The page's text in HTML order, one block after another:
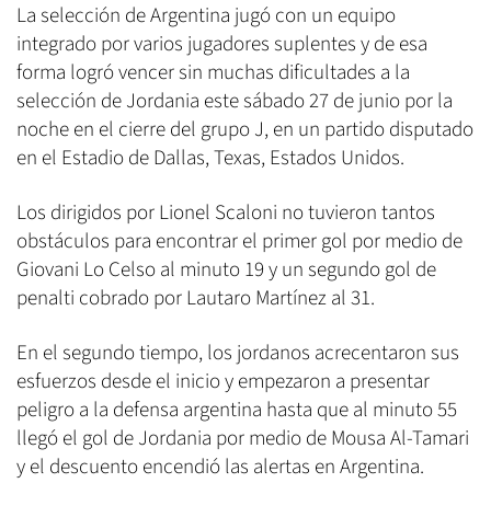
La selección de Argentina jugó con un equipo
integrado por varios jugadores suplentes y de esa
forma logró vencer sin muchas dificultades a la
selección de Jordania este sábado 27 de junio por la
noche en el cierre del grupo J, en un partido disputado
en el Estadio de Dallas, Texas, Estados Unidos.
Los dirigidos por Lionel Scaloni no tuvieron tantos
obstáculos para encontrar el primer gol por medio de
Giovani Lo Celso al minuto 19 y un segundo gol de
penalti cobrado por Lautaro Martínez al 31.
En el segundo tiempo, los jordanos acrecentaron sus
esfuerzos desde el inicio y empezaron a presentar
peligro a la defensa argentina hasta que al minuto 55
llegó el gol de Jordania por medio de Mousa Al-Tamari
y el descuento encendió las alertas en Argentina.